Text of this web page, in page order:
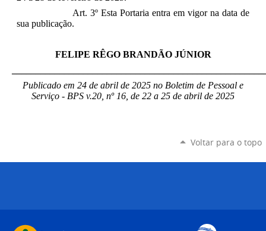
Art. 3º Esta Portaria entra em vigor na data de
sua publicação.
FELIPE RÊGO BRANDÃO JÚNIOR
Publicado em 24 de abril de 2025 no Boletim de Pessoal e
Serviço - BPS v.20, nº 16, de 22 a 25 de abril de 2025
Voltar para o topo